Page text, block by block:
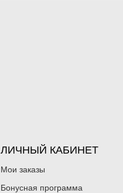
ЛИЧНЫЙ КАБИНЕТ
Мои заказы
Бонусная программа